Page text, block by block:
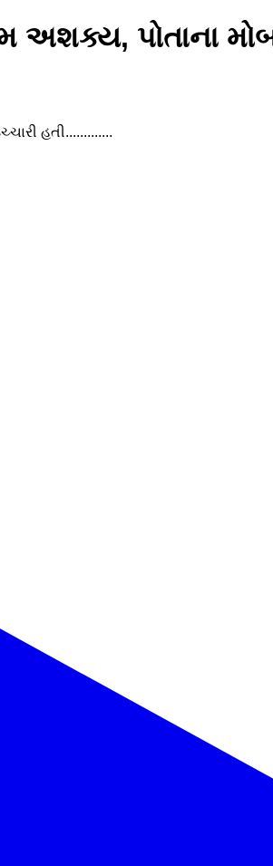
પોતાના
હતી.............